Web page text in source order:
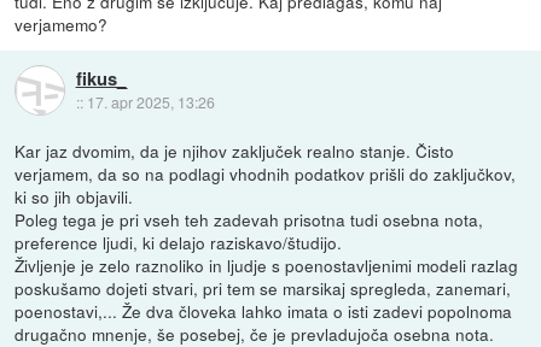
verjamemo?
fikus_
:: 17. apr 2025, 13:26
Kar jaz dvomim, da je njihov zaključek realno stanje. Čisto
verjamem, da so na podlagi vhodnih podatkov prišli do zaključkov,
ki so jih objavili.
Poleg tega je pri vseh teh zadevah prisotna tudi osebna nota,
preference ljudi, ki delajo raziskavo/študijo.
Življenje je zelo raznoliko in ljudje s poenostavljenimi modeli razlag
poskušamo dojeti stvari, pri tem se marsikaj spregleda, zanemari,
poenostavi,... Že dva človeka lahko imata o isti zadevi popolnoma
drugačno mnenje, še posebej, če je prevladujoča osebna nota.